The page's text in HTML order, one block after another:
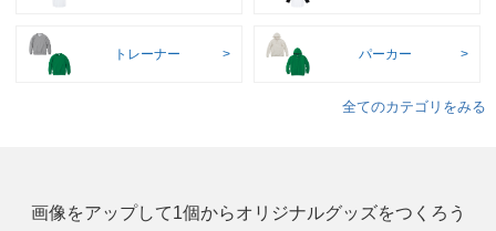
トレーナー パーカー
全てのカテゴリをみる
画像をアップして1個からオリジナルグッズをつくろう